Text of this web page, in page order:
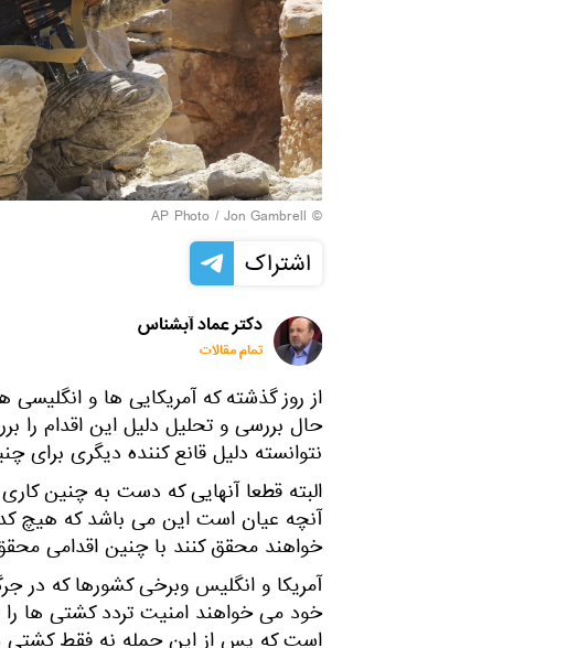
© AP Photo / Jon Gambrell
اشتراک
دکتر عماد آبشناس
تمام مقالات
از روز گذشته که آمریکایی ها و
حال بررسی و تحلیل دلیل این اقدام
نتوانسته دلیل قانع کننده دیگری برای
البته قطعا آنهایی که دست به چنین
آنچه عیان است این می باشد که هیچ
خواهند محقق کنند با چنین اقدامی
آمریکا و انگلیس وبرخی کشورها که در
خود می خواهند امنیت تردد کشتی ها